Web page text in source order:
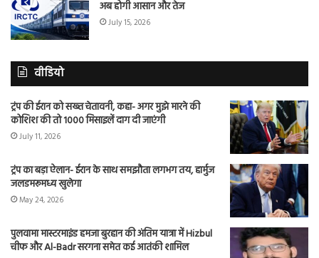
अब होगी आसान और तेज
July 15, 2026
वीडियो
ट्रंप की ईरान को सख्त चेतावनी, कहा- अगर मुझे मारने की
कोशिश की तो 1000 मिसाइलें दाग दी जाएंगी
July 11, 2026
ट्रंप का बड़ा ऐलान- ईरान के साथ समझौता लगभग तय, हार्मुज
जलडमरूमध्य खुलेगा
May 24, 2026
पुलवामा मास्टरमाइंड हमजा बुरहान की अंतिम यात्रा में Hizbul
चीफ और Al-Badr सरगना समेत कई आतंकी शामिल